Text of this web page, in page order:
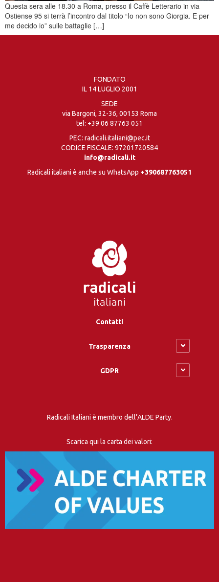
Questa sera alle 18.30 a Roma, presso il Caffè Letterario in via
Ostiense 95 si terrà l’incontro dal titolo “Io non sono Giorgia. E per
me decido io” sulle battaglie […]
FONDATO
IL 14 LUGLIO 2001
SEDE
via Bargoni, 32-36, 00153 Roma
tel: +39 06 87763 051
PEC: radicali.italiani@pec.it
CODICE FISCALE: 97201720584
info@radicali.it
Radicali italiani è anche su WhatsApp +390687763051
Contatti
Trasparenza
GDPR
Radicali Italiani è membro dell’ALDE Party.
Scarica qui la carta dei valori: